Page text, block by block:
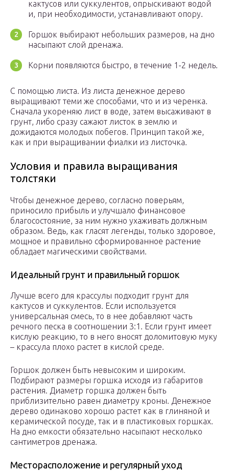
кактусов или суккулентов, опрыскивают водой
и, при необходимости, устанавливают опору.
Горшок выбирают небольших размеров, на дно
насыпают слой дренажа.
Корни появляются быстро, в течение 1-2 недель.
С помощью листа. Из листа денежное дерево
выращивают теми же способами, что и из черенка.
Сначала укореняю лист в воде, затем высаживают в
грунт, либо сразу сажают листок в землю и
дожидаются молодых побегов. Принцип такой же,
как и при выращивании фиалки из листочка.
Условия и правила выращивания
толстяки
Чтобы денежное дерево, согласно поверьям,
приносило прибыль и улучшало финансовое
благосостояние, за ним нужно ухаживать должным
образом. Ведь, как гласят легенды, только здоровое,
мощное и правильно сформированное растение
обладает магическими свойствами.
Идеальный грунт и правильный горшок
Лучше всего для крассулы подходит грунт для
кактусов и суккулентов. Если используется
универсальная смесь, то в нее добавляют часть
речного песка в соотношении 3:1. Если грунт имеет
кислую реакцию, то в него вносят доломитовую муку
– крассула плохо растет в кислой среде.
Горшок должен быть невысоким и широким.
Подбирают размеры горшка исходя из габаритов
растения. Диаметр горшка должен быть
приблизительно равен диаметру кроны. Денежное
дерево одинаково хорошо растет как в глиняной и
керамической посуде, так и в пластиковых горшках.
На дно емкости обязательно насыпают несколько
сантиметров дренажа.
Месторасположение и регулярный уход